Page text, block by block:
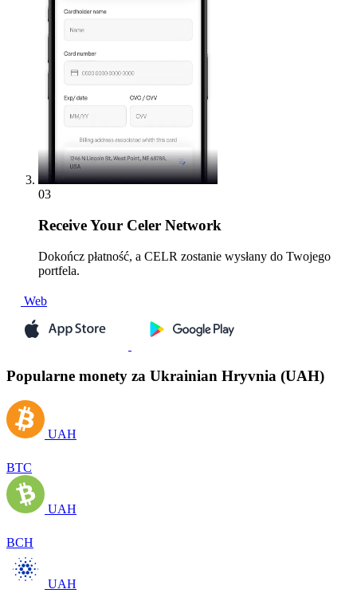
03
ReceiveYour Celer Network
Dokończ płatność, a CELR zostanie wysłany do Twojego
portfela.
Web
Popularne monety za Ukrainian Hryvnia (UAH)
UAH
BTC
UAH
BCH
UAH